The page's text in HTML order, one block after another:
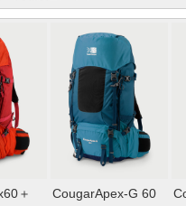
＋
CougarApex-G 60